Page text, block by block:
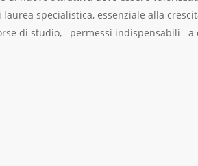
specialistica, essenziale alla
di studio, permessi indispensabili a